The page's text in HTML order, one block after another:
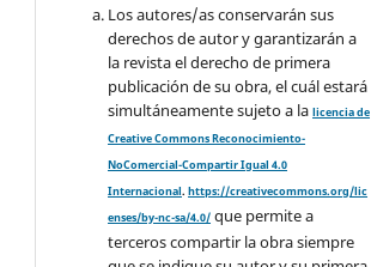
Los autores/as conservarán sus
derechos de autor y garantizarán a
la revista el derecho de primera
publicación de su obra, el cuál estará
simultáneamente sujeto a lalicencia de
Creative Commons Reconocimiento-
NoComercial-Compartir Igual 4.0
Internacional.https://creativecommons.org/lic
enses/by-nc-sa/4.0/ que permite a
terceros compartir la obra siempre